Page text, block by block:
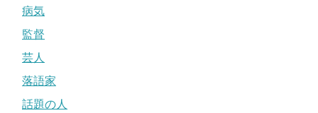
病気
監督
芸人
落語家
話題の人